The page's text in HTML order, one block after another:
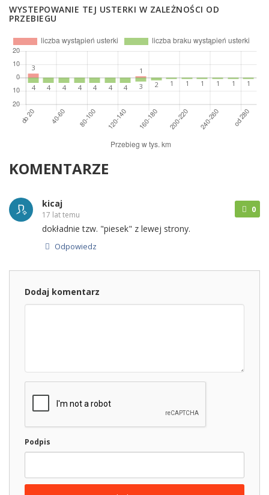
WYSTEPOWANIE TEJ USTERKI W ZALEŻNOŚCI OD
PRZEBIEGU
KOMENTARZE
kicaj
17 lat temu
0
dokładnie tzw. "piesek" z lewej strony.
Odpowiedz
Dodaj komentarz
Podpis